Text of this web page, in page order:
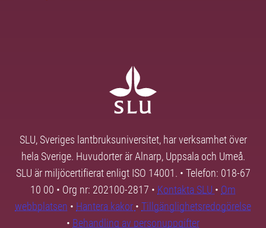
SLU, Sveriges lantbruksuniversitet, har verksamhet över
hela Sverige. Huvudorter är Alnarp, Uppsala och Umeå.
SLU är miljöcertifierat enligt ISO 14001. • Telefon: 018-67
10 00 • Org nr: 202100-2817 • Kontakta SLU • Om
webbplatsen • Hantera kakor • Tillgänglighetsredogörelse
• Behandling av personuppgifter